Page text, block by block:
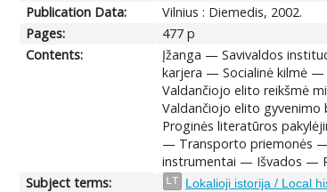
Publication Data:
Vilnius : Diemedis, 2002.
Pages:
477 p
Contents:
Įžanga — Savivaldos
karjera — Socialinė kilmė
Valdančiojo elito reikšmė
Valdančiojo elito
Proginės literatūros
— Transporto priemonės —
instrumentai — Išvados —
Subject terms:
LT Lokalioji istorija / Local